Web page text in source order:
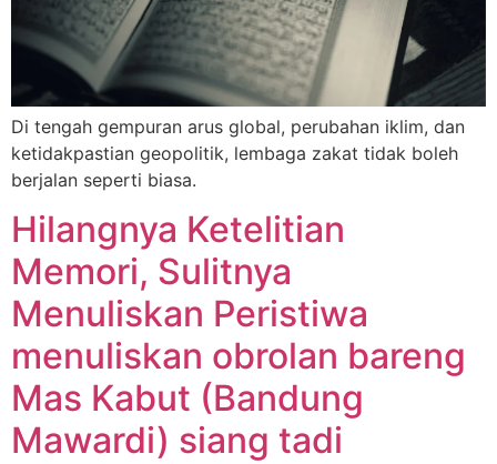
Di tengah gempuran arus global, perubahan iklim, dan
ketidakpastian geopolitik, lembaga zakat tidak boleh
berjalan seperti biasa.
Hilangnya Ketelitian
Memori, Sulitnya
Menuliskan Peristiwa
menuliskan obrolan bareng
Mas Kabut (Bandung
Mawardi) siang tadi